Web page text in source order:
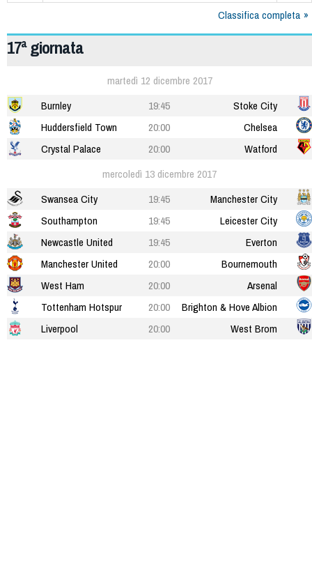
Classifica completa
17ª giornata
martedì 12 dicembre 2017
Burnley
19:45
Stoke City
Huddersfield Town
20:00
Chelsea
Crystal Palace
20:00
Watford
mercoledì 13 dicembre 2017
Swansea City
19:45
Manchester City
Southampton
19:45
Leicester City
Newcastle United
19:45
Everton
Manchester United
20:00
Bournemouth
West Ham
20:00
Arsenal
Tottenham Hotspur
20:00
Brighton & Hove Albion
Liverpool
20:00 West Brom